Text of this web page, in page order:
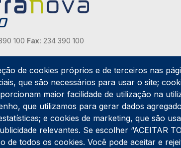
100 Fax: 234 390 100
Postal
42
31
Gafanha da Nazaré
Centro Cultural da Gafanha da Nazaré
Gafanha da Nazaré
de cookies próprios e de terceiros nas
que são necessários para usar o site;
maior facilidade de utilização na
que utilizamos para gerar dados
e cookies de marketing, que são
relevantes. Se escolher “ACEITAR
de todos os cookies. Você pode aceitar e